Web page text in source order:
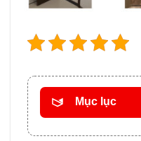
Mục lục